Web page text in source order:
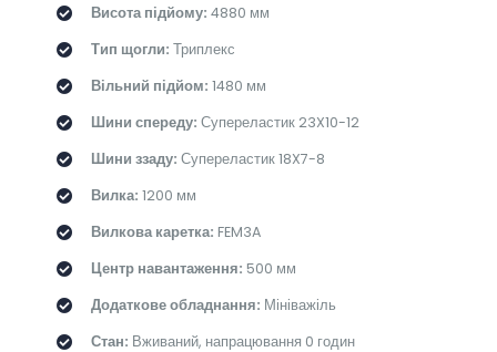
Висота підйому: 4880 мм
Тип щогли: Триплекс
Вільний підйом: 1480 мм
Шини спереду: Супереластик 23X10-12
Шини ззаду: Супереластик 18X7-8
Вилка: 1200 мм
Вилкова каретка: FEM3A
Центр навантаження: 500 мм
Додаткове обладнання: Мініважіль
Стан: Вживаний, напрацювання 0 годин